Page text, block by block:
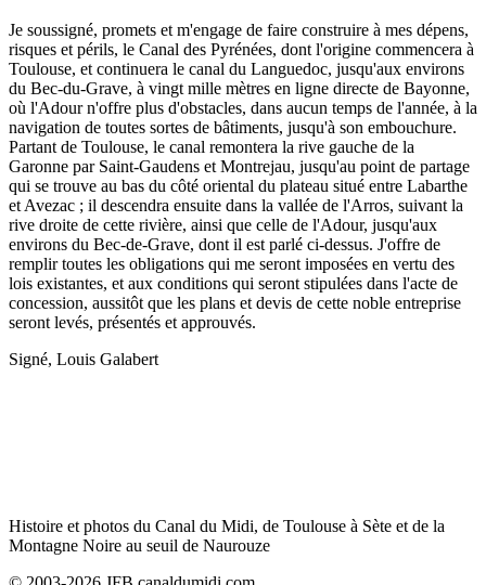
Je soussigné, promets et m'engage de faire construire à mes dépens,
risques et périls, le Canal des Pyrénées, dont l'origine commencera à
Toulouse, et continuera le canal du Languedoc, jusqu'aux environs
du Bec-du-Grave, à vingt mille mètres en ligne directe de Bayonne,
où l'Adour n'offre plus d'obstacles, dans aucun temps de l'année, à la
navigation de toutes sortes de bâtiments, jusqu'à son embouchure.
Partant de Toulouse, le canal remontera la rive gauche de la
Garonne par Saint-Gaudens et Montrejau, jusqu'au point de partage
qui se trouve au bas du côté oriental du plateau situé entre Labarthe
et Avezac ; il descendra ensuite dans la vallée de l'Arros, suivant la
rive droite de cette rivière, ainsi que celle de l'Adour, jusqu'aux
environs du Bec-de-Grave, dont il est parlé ci-dessus. J'offre de
remplir toutes les obligations qui me seront imposées en vertu des
lois existantes, et aux conditions qui seront stipulées dans l'acte de
concession, aussitôt que les plans et devis de cette noble entreprise
seront levés, présentés et approuvés.
Signé, Louis Galabert
Histoire et photos du Canal du Midi, de Toulouse à Sète et de la
Montagne Noire au seuil de Naurouze